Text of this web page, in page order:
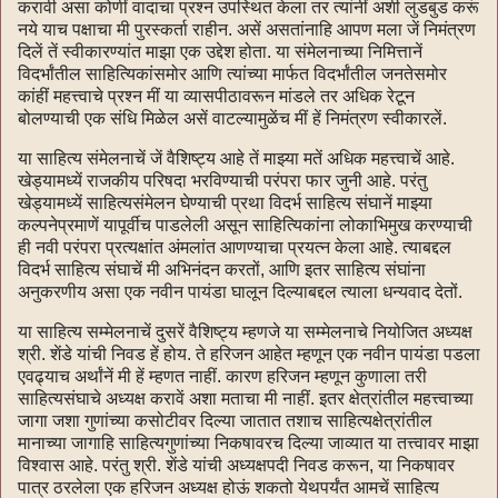
करावी असा कोणीं वादाचा प्रश्न उपस्थित केला तर त्यांनीं अशी लुडबुड करूं
नये याच पक्षाचा मी पुरस्कर्ता राहीन. असें असतांनाहि आपण मला जें निमंत्रण
दिलें तें स्वीकारण्यांत माझा एक उद्देश होता. या संमेलनाच्या निमित्तानें
विदर्भांतील साहित्यिकांसमोर आणि त्यांच्या मार्फत विदर्भांतील जनतेसमोर
कांहीं महत्त्वाचे प्रश्न मीं या व्यासपीठावरून मांडले तर अधिक रेटून
बोलण्याची एक संधि मिळेल असें वाटल्यामुळेंच मीं हें निमंत्रण स्वीकारलें.
या साहित्य संमेलनाचें जें वैशिष्ट्य आहे तें माझ्या मतें अधिक महत्त्वाचें आहे.
खेड्यामध्यें राजकीय परिषदा भरविण्याची परंपरा फार जुनी आहे. परंतु
खेड्यामध्यें साहित्यसंमेलन घेण्याची प्रथा विदर्भ साहित्य संघानें माझ्या
कल्पनेप्रमाणें यापूर्वीच पाडलेली असून साहित्यिकांना लोकाभिमुख करण्याची
ही नवी परंपरा प्रत्यक्षांत अंमलांत आणण्याचा प्रयत्न केला आहे. त्याबद्दल
विदर्भ साहित्य संघाचें मी अभिनंदन करतों, आणि इतर साहित्य संघांना
अनुकरणीय असा एक नवीन पायंडा घालून दिल्याबद्दल त्याला धन्यवाद देतों.
या साहित्य सम्मेलनाचें दुसरें वैशिष्ट्य म्हणजे या सम्मेलनाचे नियोजित अध्यक्ष
श्री. शेंडे यांची निवड हें होय. ते हरिजन आहेत म्हणून एक नवीन पायंडा पडला
एवढ्याच अर्थांनें मी हें म्हणत नाहीं. कारण हरिजन म्हणून कुणाला तरी
साहित्यसंघाचे अध्यक्ष करावें अशा मताचा मी नाहीं. इतर क्षेत्रांतील महत्त्वाच्या
जागा जशा गुणांच्या कसोटीवर दिल्या जातात तशाच साहित्यक्षेत्रांतील
मानाच्या जागाहि साहित्यगुणांच्या निकषावरच दिल्या जाव्यात या तत्त्वावर माझा
विश्वास आहे. परंतु श्री. शेंडे यांची अध्यक्षपदी निवड करून, या निकषावर
पात्र ठरलेला एक हरिजन अध्यक्ष होऊं शकतो येथपर्यंत आमचें साहित्य